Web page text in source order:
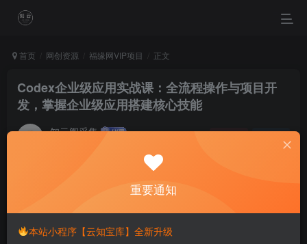
首页 网创资源 福缘网VIP项目 正文
Codex企业级应用实战课：全流程操作与项目开
发，掌握企业级应用搭建核心技能
知云阁采集
When your faith is stronger than your fears, you can make
当你的信念强于你的胆怯时，你就可以将梦想变为现实了
重要通知
本站小程序【云知宝库】全新升级